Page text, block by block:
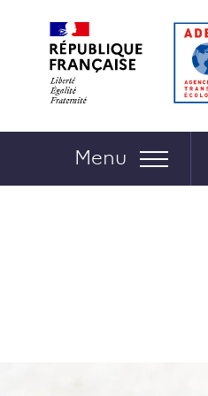
contenu
menu
cookies
Navigation :
Menu